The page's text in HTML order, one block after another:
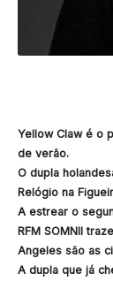
Yellow Claw é o
de verão.
O dupla
Relógio na
A estrear o
RFM SOMNII
Angeles são as
A dupla que já